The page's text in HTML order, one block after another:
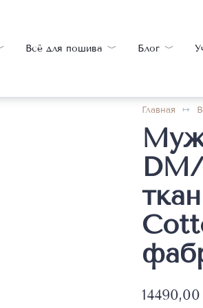
Всё для пошива Блог
Главная
DM/
14490,00